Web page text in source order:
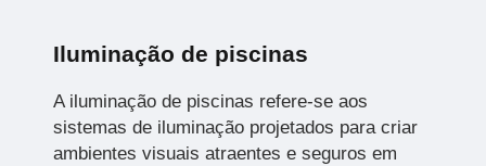
Iluminação de piscinas
A iluminação de piscinas refere-se aos
sistemas de iluminação projetados para criar
ambientes visuais atraentes e seguros em